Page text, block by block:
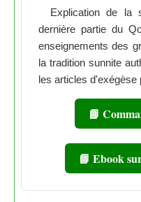
Explication de la
dernière partie du
enseignements des
la tradition sunnite
les articles d'exégèse
📘
📘 Ebook